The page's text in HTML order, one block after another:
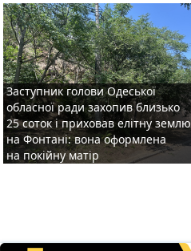
Заступник голови Одеської
обласної ради захопив близько
25 соток і приховав елітну землю
на Фонтані: вона оформлена
на покійну матір